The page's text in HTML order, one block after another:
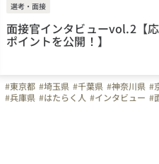
選考・面接
面接官インタビューvol.2【
ポイントを公開！】
#東京都 #埼玉県 #千葉県 #神奈川県 #
#兵庫県 #はたらく人 #インタビュー #